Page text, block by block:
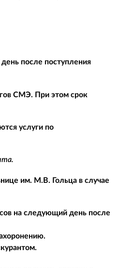
после поступления
СМЭ. При этом срок
услуги по
им. М.В. Гольца в случае
на следующий день после